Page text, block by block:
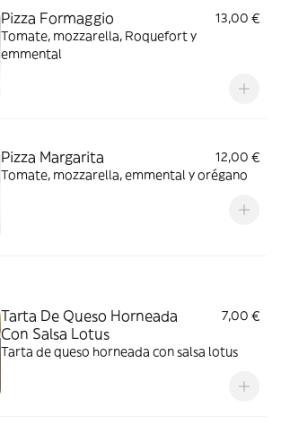
Pizza Formaggio
13,00 €
Tomate, mozzarella, Roquefort y
emmental
Pizza Margarita
12,00 €
Tomate, mozzarella, emmental y orégano
Tarta De Queso Horneada
Con Salsa Lotus
7,00 €
Tarta de queso horneada con salsa lotus